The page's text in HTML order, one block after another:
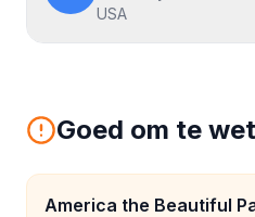
USA
Goed om te
America the Beautiful